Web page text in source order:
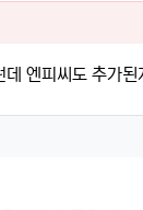
의
데 엔피씨도 추가
의 댓글